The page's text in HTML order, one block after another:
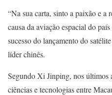
“Na sua carta, sinto a paixão e a
causa da aviação espacial do
sucesso do lançamento do
líder chinês.
Segundo Xi Jinping, nos últimos
ciências e tecnologias entre